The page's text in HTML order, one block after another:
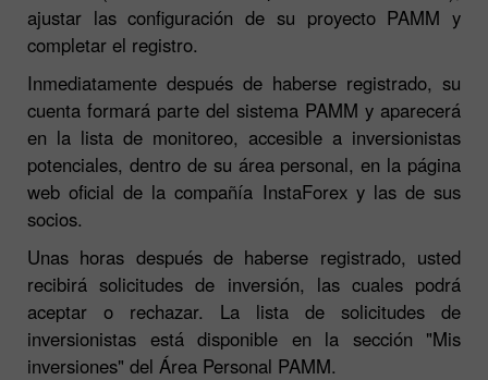
ajustar las configuración de su proyecto PAMM y
completar el registro.
Inmediatamente después de haberse registrado, su
cuenta formará parte del sistema PAMM y aparecerá
en la lista de monitoreo, accesible a inversionistas
potenciales, dentro de su área personal, en la página
web oficial de la compañía InstaForex y las de sus
socios.
Unas horas después de haberse registrado, usted
recibirá solicitudes de inversión, las cuales podrá
aceptar o rechazar. La lista de solicitudes de
inversionistas está disponible en la sección "Mis
inversiones" del Área Personal PAMM.